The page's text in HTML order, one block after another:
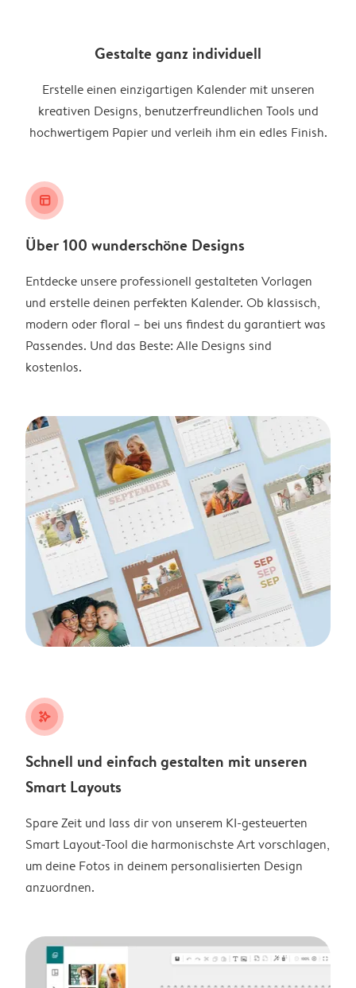
Gestalte ganz individuell
Erstelle einen einzigartigen Kalender mit unseren
kreativen Designs, benutzerfreundlichen Tools und
hochwertigem Papier und verleih ihm ein edles Finish.
layout_alt
Über 100 wunderschöne Designs
Entdecke unsere professionell gestalteten Vorlagen
und erstelle deinen perfekten Kalender. Ob klassisch,
modern oder floral – bei uns findest du garantiert was
Passendes. Und das Beste: Alle Designs sind
kostenlos.
stars_plus
Schnell und einfach gestalten mit unseren
Smart Layouts
Spare Zeit und lass dir von unserem KI-gesteuerten
Smart Layout-Tool die harmonischste Art vorschlagen,
um deine Fotos in deinem personalisierten Design
anzuordnen.